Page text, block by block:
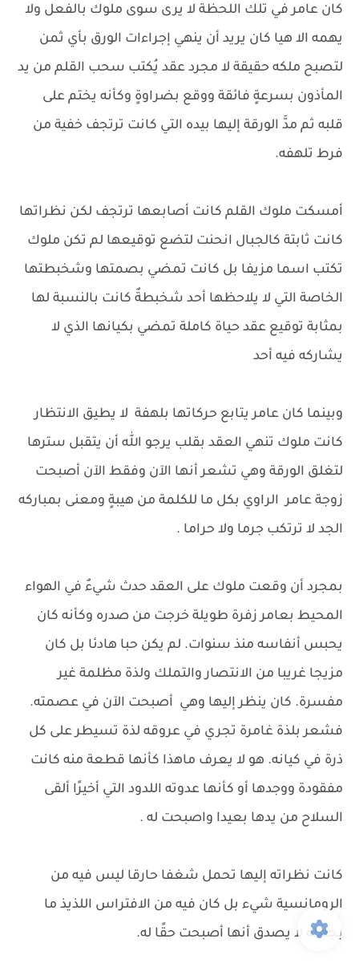
كان عامر في تلك اللحظة لا يرى سوى ملوك بالفعل ولا
يهمه الا هيا كان يريد أن ينهي إجراءات الورق بأي ثمن
لتصبح ملكه حقيقة لا مجرد عقد يُكتب سحب القلم من يد
المأذون بسرعةٍ فائقة ووقع بضراوةٍ وكأنه يختم على
قلبه ثم مدَّ الورقة إليها بيده التي كانت ترتجف خفية من
فرط تلهفه.
أمسكت ملوك القلم كانت أصابعها ترتجف لكن نظراتها
كانت ثابتة كالجبال انحنت لتضع توقيعها لم تكن ملوك
تكتب اسما مزيفا بل كانت تمضي بصمتها وشخبطتها
الخاصة التي لا يلاحظها أحد شخبطةٌ كانت بالنسبة لها
بمثابة توقيع عقد حياة كاملة تمضي بكيانها الذي لا
يشاركه فيه أحد
وبينما كان عامر يتابع حركاتها بلهفة لا يطيق الانتظار
كانت ملوك تنهي العقد بقلب يرجو الله أن يتقبل سترها
لتغلق الورقة وهي تشعر أنها الآن وفقط الآن أصبحت
زوجة عامر الراوي بكل ما للكلمة من هيبةٍ ومعنى بمباركه
الجد لا ترتكب جرما ولا حراما .
بمجرد أن وقعت ملوك على العقد حدث شيءٌ في الهواء
المحيط بعامر زفرة طويلة خرجت من صدره وكأنه كان
يحبس أنفاسه منذ سنوات. لم يكن حبا هادئا بل كان
مزيجا غريبا من الانتصار والتملك ولذة مظلمة غير
مفسرة. كان ينظر إليها وهي أصبحت الآن في عصمته.
فشعر بلذة غامرة تجري في عروقه لذة تسيطر على كل
ذرة في كيانه. هو لا يعرف ماهذا كأنها قطعة منه كانت
مفقودة ووجدها أو كأنها عدوته اللدود التي أخيرًا ألقى
السلاح من يدها بعيدا واصبحت له .
كانت نظراته إليها تحمل شغفا حارقا ليس فيه من
الرومانسية شيء بل كان فيه من الافتراس اللذيذ ما
يجعله لا يصدق أنها أصبحت حقًا له.